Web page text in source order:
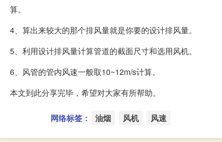
算。
4、算出来较大的那个排风量就是你要的设计排风量。
5、利用设计排风量计算管道的截面尺寸和选用风机。
6、风管的管内风速一般取10~12m/s计算。
本文到此分享完毕，希望对大家有所帮助。
网络标签： 油烟 风机 风速